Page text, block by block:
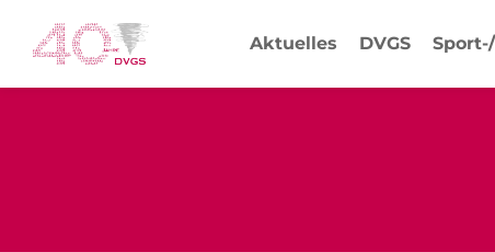
Aktuelles DVGS